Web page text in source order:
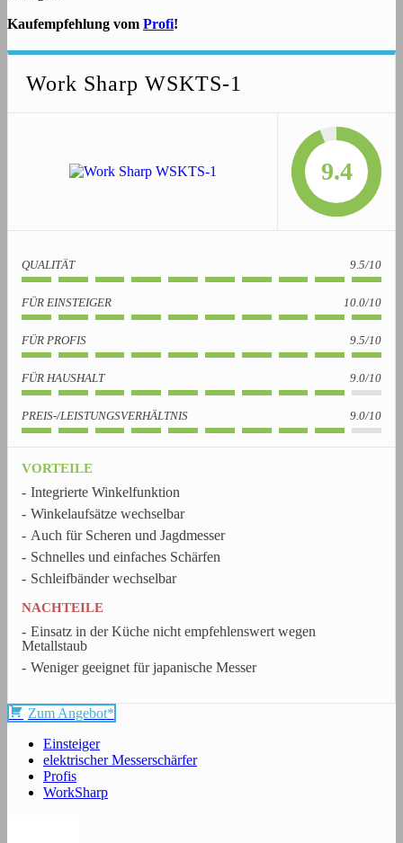
Kaufempfehlung vom Profi!
Work Sharp WSKTS-1
9.4
QUALITÄT 9.5/10
FÜR EINSTEIGER 10.0/10
FÜR PROFIS 9.5/10
FÜR HAUSHALT 9.0/10
PREIS-/LEISTUNGSVERHÄLTNIS 9.0/10
VORTEILE
Integrierte Winkelfunktion
Winkelaufsätze wechselbar
Auch für Scheren und Jagdmesser
Schnelles und einfaches Schärfen
Schleifbänder wechselbar
NACHTEILE
Einsatz in der Küche nicht empfehlenswert wegen
Metallstaub
Weniger geeignet für japanische Messer
Zum Angebot*
Einsteiger
elektrischer Messerschärfer
Profis
WorkSharp